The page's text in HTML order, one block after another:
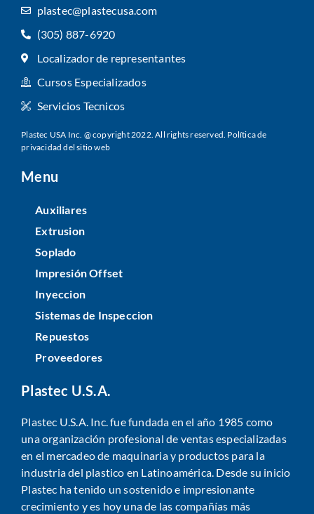
plastec@plastecusa.com
(305) 887-6920
Localizador de representantes
Cursos Especializados
Servicios Tecnicos
Plastec USA Inc. @ copyright 2022. All rights reserved. Política de
privacidad del sitio web
Menu
Auxiliares
Extrusion
Soplado
Impresión Offset
Inyeccion
Sistemas de Inspeccion
Repuestos
Proveedores
Plastec U.S.A.
Plastec U.S.A. Inc. fue fundada en el año 1985 como
una organización profesional de ventas especializadas
en el mercadeo de maquinaria y productos para la
industria del plastico en Latinoamérica. Desde su inicio
Plastec ha tenido un sostenido e impresionante
crecimiento y es hoy una de las compañías más